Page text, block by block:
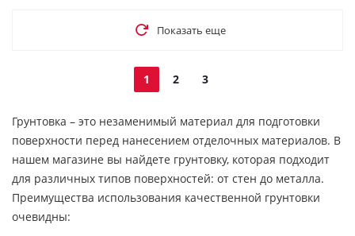
Показать еще
1 2 3
Грунтовка – это незаменимый материал для подготовки
поверхности перед нанесением отделочных материалов. В
нашем магазине вы найдете грунтовку, которая подходит
для различных типов поверхностей: от стен до металла.
Преимущества использования качественной грунтовки
очевидны: